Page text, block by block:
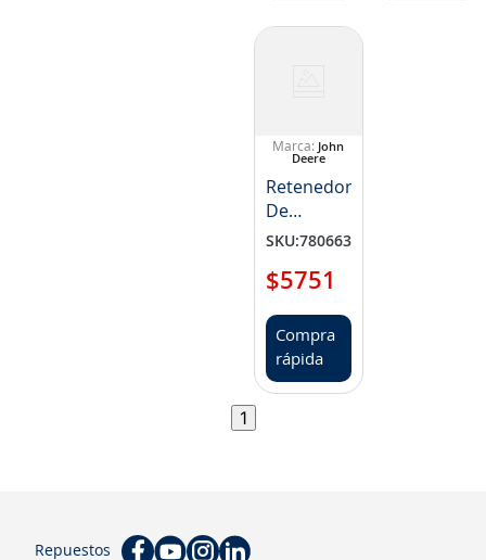
John
Deere
Retenedor
De
Cuchilla
SKU:780663
$5751
Compra
rápida
1
Repuestos